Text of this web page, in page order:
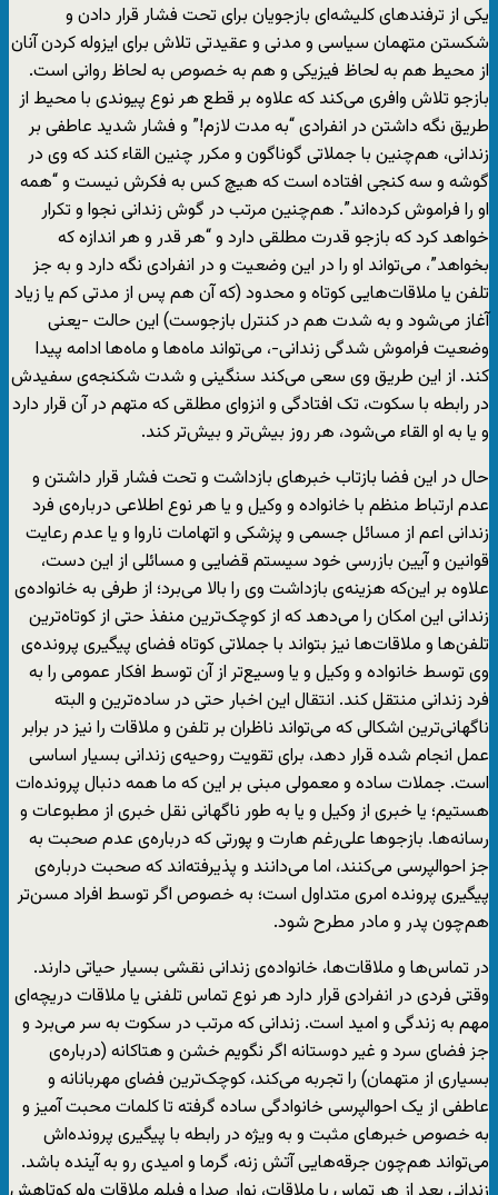
یکی از ترفندهای کلیشه‌ای بازجویان برای تحت فشار قرار دادن و
شکستن متهمان سیاسی و مدنی و عقیدتی تلاش برای ایزوله کردن آنان
از محیط هم به لحاظ فیزیکی و هم به خصوص به لحاظ روانی است.
بازجو تلاش وافری می‌کند که علاوه بر قطع هر نوع پیوندی با محیط از
طریق نگه داشتن در انفرادی “به مدت لازم!” و فشار شدید عاطفی بر
زندانی، هم‌چنین با جملاتی گوناگون و مکرر چنین القاء کند که وی در
گوشه و سه کنجی افتاده است که هیچ‌ کس به فکرش نیست و “همه
او را فراموش کرده‌اند”. هم‌چنین مرتب در گوش زندانی نجوا و تکرار
خواهد کرد که بازجو قدرت مطلقی دارد و “هر قدر و هر اندازه که
بخواهد”، می‌تواند او را در این وضعیت و در انفرادی نگه دارد و به جز
تلفن یا ملاقات‌هایی کوتاه و محدود (که آن هم پس از مدتی کم یا زیاد
آغاز می‌شود و به شدت هم در کنترل بازجوست) این حالت -یعنی
وضعیت فراموش شدگی زندانی-، می‌تواند ماه‌ها و ماه‌ها ادامه پیدا
کند. از این طریق وی سعی می‌کند سنگینی و شدت شکنجه‌ی سفیدش
در رابطه با سکوت، تک افتادگی و انزوای مطلقی که متهم در آن قرار دارد
و یا به او القاء می‌شود، هر روز بیش‌تر و بیش‌تر کند.
حال در این فضا بازتاب خبرهای بازداشت و تحت فشار قرار داشتن و
عدم ارتباط منظم با خانواده و وکیل و یا هر نوع اطلاعی درباره‌ی فرد
زندانی اعم از مسائل جسمی و پزشکی و اتهامات ناروا و یا عدم رعایت
قوانین و آیین بازرسی خود سیستم قضایی و مسائلی از این دست،
علاوه بر این‌که هزینه‌ی بازداشت وی را بالا می‌برد؛ از طرفی به خانواده‌ی
زندانی این امکان را می‌دهد که از کوچک‌ترین منفذ حتی از کوتاه‌ترین
تلفن‌ها و ملاقات‌ها نیز بتواند با جملاتی کوتاه فضای پیگیری پرونده‌ی
وی توسط خانواده و وکیل و یا وسیع‌تر از آن توسط افکار عمومی را به
فرد زندانی منتقل کند. انتقال این اخبار حتی در ساده‌ترین و البته
ناگهانی‌ترین اشکالی که می‌تواند ناظران بر تلفن و ملاقات را نیز در برابر
عمل انجام شده قرار دهد، برای تقویت روحیه‌ی زندانی بسیار اساسی
است. جملات ساده و معمولی مبنی بر این که ما همه دنبال پرونده‌ات
هستیم؛ یا خبری از وکیل و یا به طور ناگهانی نقل خبری از مطبوعات و
رسانه‌ها. بازجوها علی‌رغم هارت و پورتی که درباره‌ی عدم صحبت به
جز احوالپرسی می‌کنند، اما می‌دانند و پذیرفته‌اند که صحبت درباره‌ی
پیگیری پرونده امری متداول است؛ به خصوص اگر توسط افراد مسن‌تر
هم‌چون پدر و مادر مطرح شود.
در تماس‌ها و ملاقات‌ها، خانواده‌ی زندانی نقشی بسیار حیاتی دارند.
وقتی فردی در انفرادی قرار دارد هر نوع تماس تلفنی یا ملاقات دریچه‌ای
مهم به زندگی و امید است. زندانی که مرتب در سکوت به سر می‌برد و
جز فضای سرد و غیر دوستانه اگر نگویم خشن و هتاکانه (درباره‌ی
بسیاری از متهمان) را تجربه می‌کند، کوچک‌ترین فضای مهربانانه و
عاطفی از یک احوالپرسی خانوادگی ساده گرفته تا کلمات محبت آمیز و
به خصوص خبرهای مثبت و به ویژه در رابطه با پیگیری پرونده‌اش
می‌تواند هم‌چون جرقه‌هایی آتش زنه، گرما و امیدی رو به آینده باشد.